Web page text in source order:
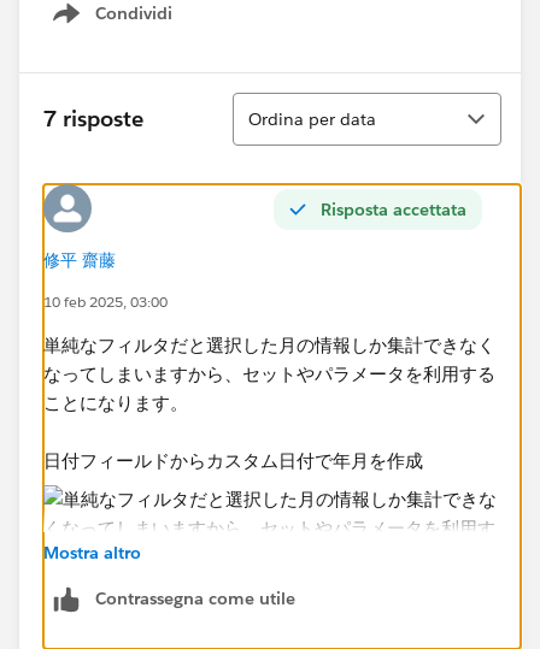
Condividi
Show menu
7 risposte
Ordina
Ordina per data
Risposta accettata
修平 齋藤
10 feb 2025, 03:00
単純なフィルタだと選択した月の情報しか集計できなく
なってしまいますから、セットやパラメータを利用する
ことになります。​
日付フィールドからカスタム日付で年月を作成
Mostra altro
Contrassegna come utile